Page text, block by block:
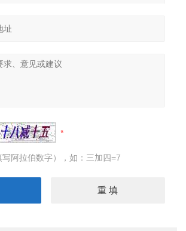
阿拉伯数字），如：三加四=7